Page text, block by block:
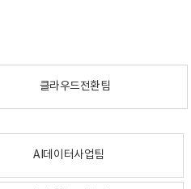
클라우드전환팀
AI데이터사업팀